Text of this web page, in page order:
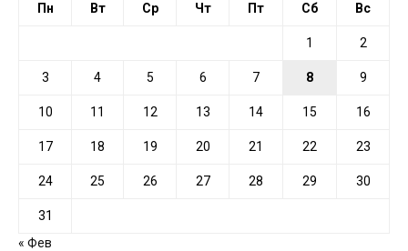
Пн Вт Ср Чт Пт Сб Вс
1 2
3 4 5 6 7 8 9
10 11 12 13 14 15 16
17 18 19 20 21 22 23
24 25 26 27 28 29 30
31
« Фев